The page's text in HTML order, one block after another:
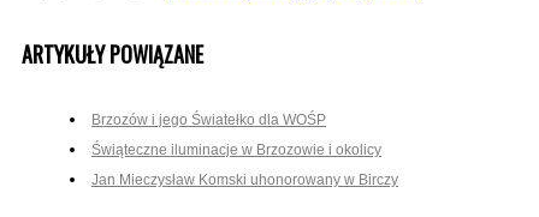
ARTYKUŁY POWIĄZANE
Brzozów i jego Światełko dla WOŚP
Świąteczne iluminacje w Brzozowie i okolicy
Jan Mieczysław Komski uhonorowany w Birczy